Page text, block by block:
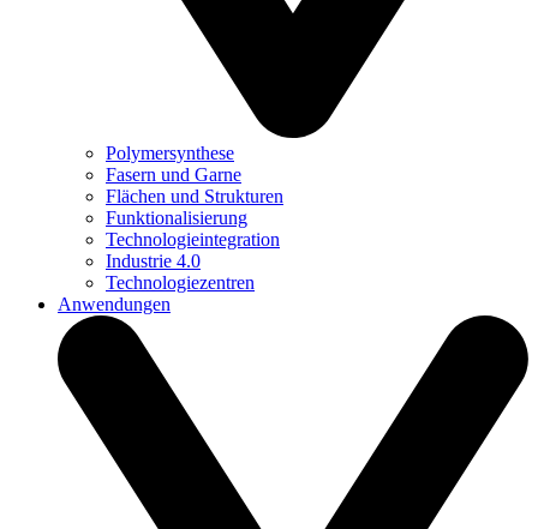
Polymersynthese
Fasern und Garne
Flächen und Strukturen
Funktionalisierung
Technologieintegration
Industrie 4.0
Technologiezentren
Anwendungen